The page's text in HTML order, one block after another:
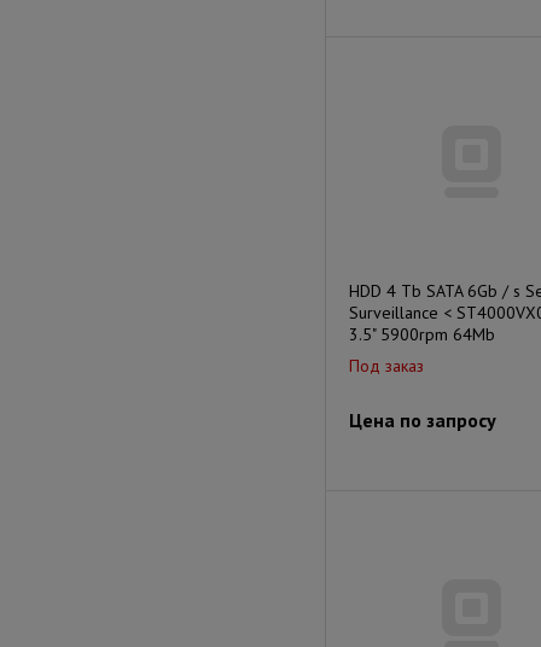
HDD 4 Tb SATA 6Gb / s
Surveillance <
3.5" 5900rpm 64Mb
Под заказ
Цена по запросу